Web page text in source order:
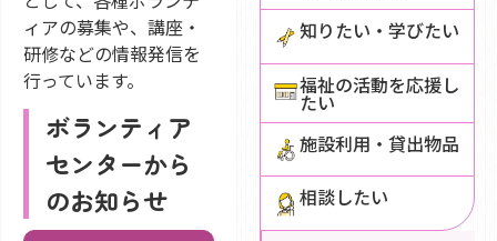
知りたい・学びたい
福祉の活動を応援し
たい
施設利用・貸出物品
相談したい
ィアの募集や、講座・
研修などの情報発信を
行っています。
ボランティア
センターから
のお知らせ